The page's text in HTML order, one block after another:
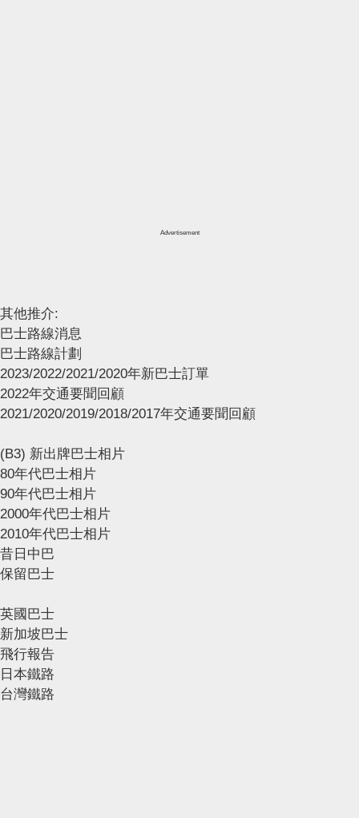
Advertisement
其他推介:
巴士路線消息
巴士路線計劃
2023/2022/2021/2020年新巴士訂單
2022年交通要聞回顧
2021/2020/2019/2018/2017年交通要聞回顧
(B3) 新出牌巴士相片
80年代巴士相片
90年代巴士相片
2000年代巴士相片
2010年代巴士相片
昔日中巴
保留巴士
英國巴士
新加坡巴士
飛行報告
日本鐵路
台灣鐵路